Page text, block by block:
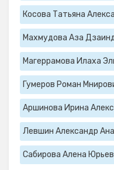
Косова Татьяна
Махмудова Аза
Магеррамова Илаха
Гумеров Роман
Аршинова Ирина
Левшин Александр
Сабирова Алена